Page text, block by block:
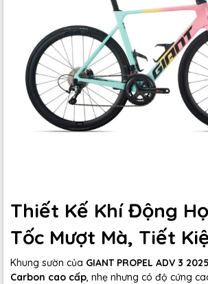
Thiết Kế Khí Động
Tốc Mượt Mà, Tiết
Khung sườn của GIANT PROPEL ADV 3 2025
Carbon cao cấp, nhẹ nhưng có độ cứng